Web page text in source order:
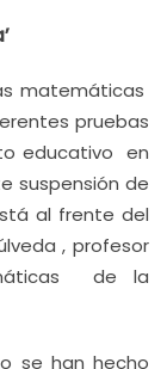
matemáticas
pruebas
educativo en
suspensión de
al frente del
, profesor
de la
se han hecho